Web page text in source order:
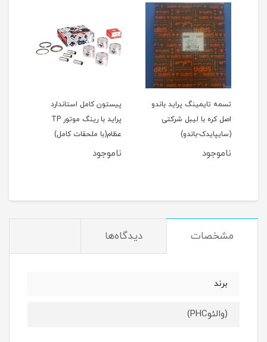
تسمه تایمینگ پراید باندو
اصل کره با لیبل شرکتی
(سایپایدک-باندو)
ناموجود
پیستون کامل استاندارد
پراید با رینگ موتور TP
عظام(با ملحقات کامل)
ناموجود
مشخصات دیدگاه‌ها
برند
(والئوPHC)